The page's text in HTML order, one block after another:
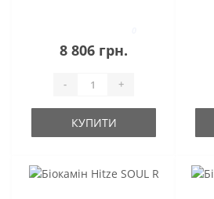
8 806 грн.
- +
КУПИТИ